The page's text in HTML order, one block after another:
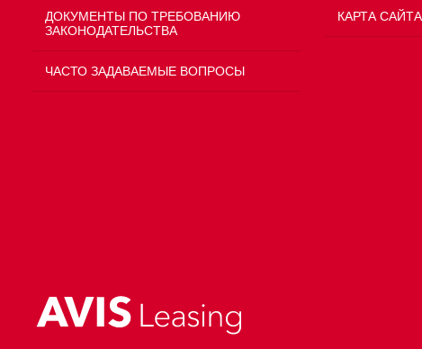
ДОКУМЕНТЫ ПО ТРЕБОВАНИЮ
ЗАКОНОДАТЕЛЬСТВА
ЧАСТО ЗАДАВАЕМЫЕ ВОПРОСЫ
КАРТА САЙТА